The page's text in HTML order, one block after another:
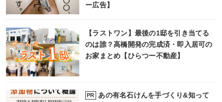
ー広告】
【ラストワン】最後の1邸を引き当てる
のは誰？高橋開発の完成済・即入居可の
お家まとめ【ひらつー不動産】
PR
あの有名石けんを手づくり&知って